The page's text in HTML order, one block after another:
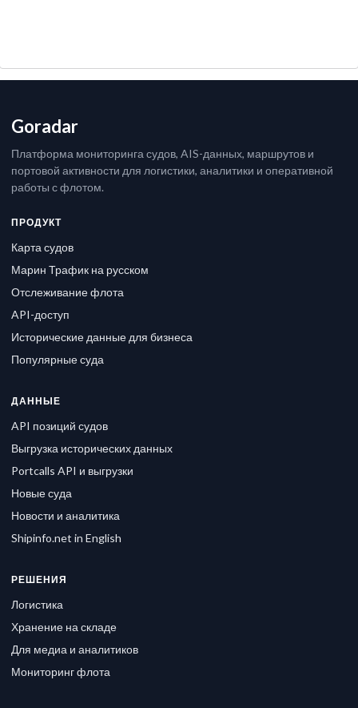
Goradar
Платформа мониторинга судов, AIS-данных, маршрутов и
портовой активности для логистики, аналитики и оперативной
работы с флотом.
ПРОДУКТ
Карта судов
Марин Трафик на русском
Отслеживание флота
API-доступ
Исторические данные для бизнеса
Популярные суда
ДАННЫЕ
API позиций судов
Выгрузка исторических данных
Portcalls API и выгрузки
Новые суда
Новости и аналитика
Shipinfo.net in English
РЕШЕНИЯ
Логистика
Хранение на складе
Для медиа и аналитиков
Мониторинг флота